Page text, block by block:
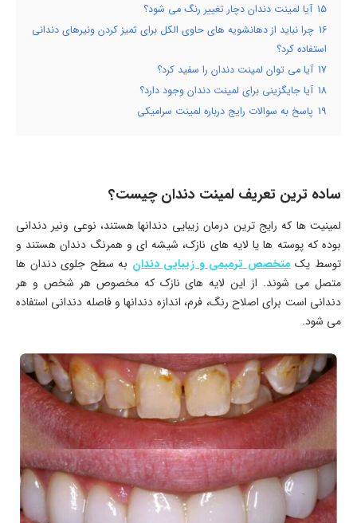
15 آیا لمینت دندان دچار تغییر رنگ می شود؟
16 چرا نباید از دهانشویه های حاوی الکل برای تمیز کردن ونیرهای دندانی
استفاده کرد؟
17 آیا می توان لمینت دندان را سفید کرد؟
18 آیا جایگزینی برای لمینت دندان وجود دارد؟
19 پاسخ به سوالات رایج درباره لمینت سرامیکی
ساده ترین تعریف لمینت دندان چیست؟
لمینیت ها که رایج ترین درمان زیبایی دندانها هستند، نوعی ونیر دندانی
بوده که پوسته ها یا لایه های نازک، شیشه ای و همرنگ دندان هستند و
توسط یکمتخصص ترمیمی و زیبایی دندان به سطح جلوی دندان ها
متصل می شوند. از این لایه های نازک که مخصوص هر شخص و هر
دندانی است برای اصلاح رنگ، فرم، اندازه دندانها و فاصله دندانی استفاده
می شود.